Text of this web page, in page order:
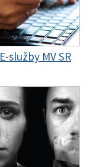
E-služby MV SR